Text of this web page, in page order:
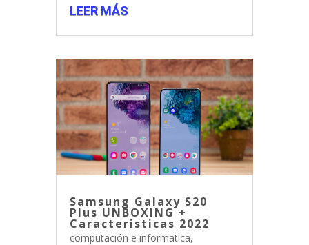
LEER MÁS
Samsung Galaxy S20
Plus UNBOXING +
Caracteristicas 2022
computación e informatica,